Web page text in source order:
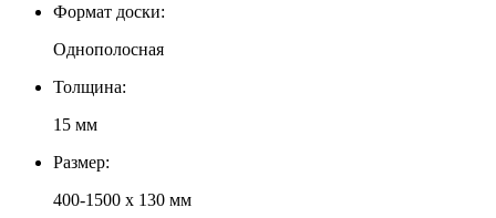
Формат доски:
Однополосная
Толщина:
15 мм
Размер:
400-1500 х 130 мм